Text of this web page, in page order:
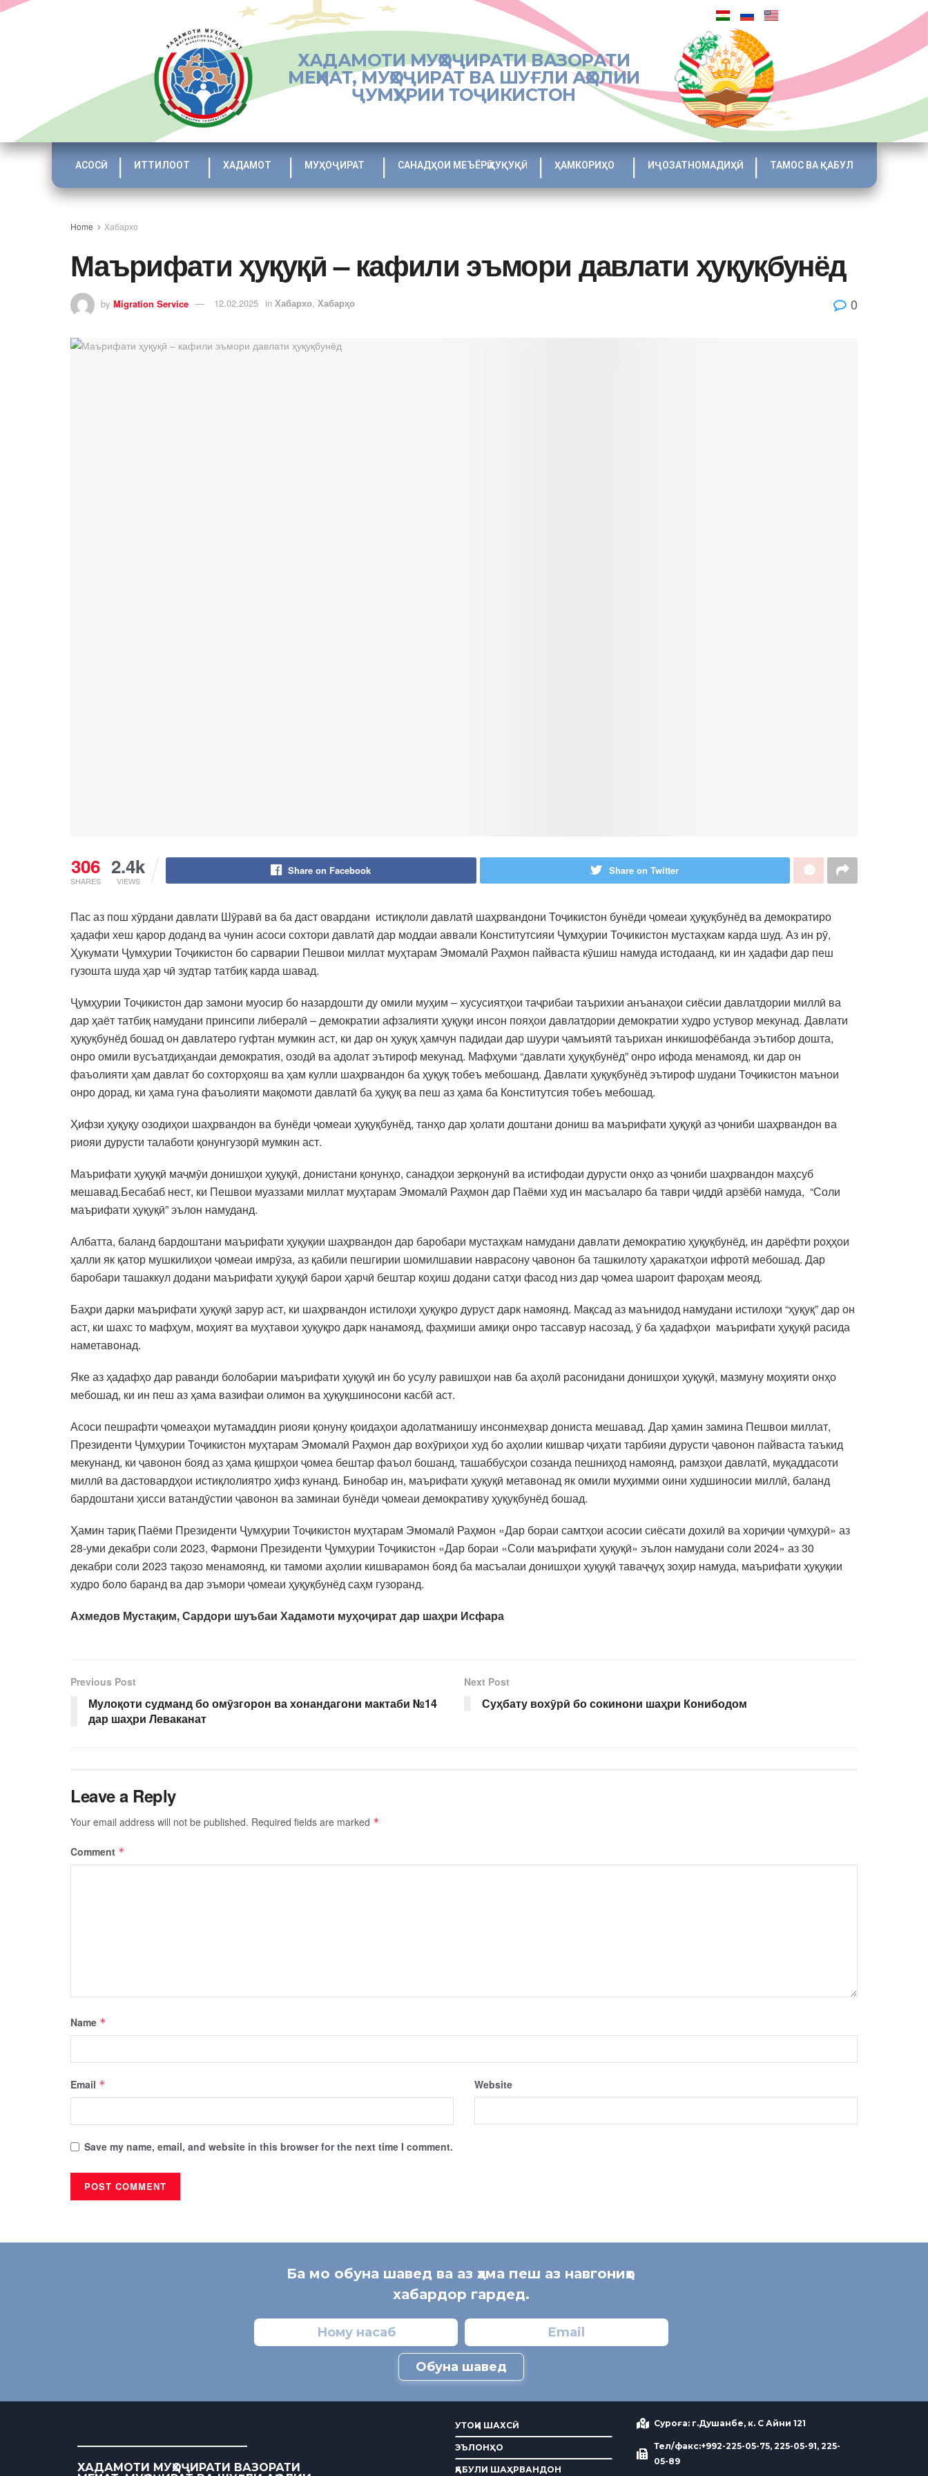
ХАДАМОТИ МУҲОҶИРАТИ ВАЗОРАТИ
МЕҲНАТ, МУҲОҶИРАТ ВА ШУҒЛИ АҲОЛИИ
ҶУМҲУРИИ ТОҶИКИСТОН
АСОСӢ ИТТИЛООТ ХАДАМОТ МУҲОҶИРАТ САНАДҲОИ МЕЪЁРӢ ҲУҚУҚӢ ҲАМКОРИҲО ИҶОЗАТНОМАДИҲӢ ТАМОС ВА ҚАБУЛ
Home Хабархо
Маърифати ҳуқуқӣ – кафили эъмори давлати ҳуқуқбунёд
by Migration Service 12.02.2025 in Хабархо, Хабарҳо 0
306
SHARES
2.4k
VIEWS
Share on Facebook Share on Twitter
Пас аз пош хӯрдани давлати Шӯравӣ ва ба даст овардани истиқлоли давлатӣ шаҳрвандони Тоҷикистон бунёди ҷомеаи ҳуқуқбунёд ва демократиро
ҳадафи хеш қарор доданд ва чунин асоси сохтори давлатӣ дар моддаи аввали Конститутсияи Ҷумҳурии Тоҷикистон мустаҳкам карда шуд. Аз ин рӯ,
Ҳукумати Ҷумҳурии Тоҷикистон бо сарварии Пешвои миллат муҳтарам Эмомалӣ Раҳмон пайваста кӯшиш намуда истодаанд, ки ин ҳадафи дар пеш
гузошта шуда ҳар чӣ зудтар татбиқ карда шавад.
Ҷумҳурии Тоҷикистон дар замони муосир бо назардошти ду омили муҳим – хусусиятҳои таҷрибаи таърихии анъанаҳои сиёсии давлатдории миллӣ ва
дар ҳаёт татбиқ намудани принсипи либералӣ – демократии афзалияти ҳуқуқи инсон пояҳои давлатдории демократии худро устувор мекунад. Давлати
ҳуқуқбунёд бошад он давлатеро гуфтан мумкин аст, ки дар он ҳуқуқ ҳамчун падидаи дар шуури ҷамъиятӣ таърихан инкишофёбанда эътибор дошта,
онро омили вусъатдиҳандаи демократия, озодӣ ва адолат эътироф мекунад. Мафҳуми “давлати ҳуқуқбунёд” онро ифода менамояд, ки дар он
фаъолияти ҳам давлат бо сохторҳояш ва ҳам кулли шаҳрвандон ба ҳуқуқ тобеъ мебошанд. Давлати ҳуқуқбунёд эътироф шудани Тоҷикистон маънои
онро дорад, ки ҳама гуна фаъолияти мақомоти давлатӣ ба ҳуқуқ ва пеш аз ҳама ба Конститутсия тобеъ мебошад.
Ҳифзи ҳуқуқу озодиҳои шаҳрвандон ва бунёди ҷомеаи ҳуқуқбунёд, танҳо дар ҳолати доштани дониш ва маърифати ҳуқуқӣ аз ҷониби шаҳрвандон ва
риояи дурусти талаботи қонунгузорӣ мумкин аст.
Маърифати ҳуқуқӣ маҷмӯи донишҳои ҳуқуқӣ, донистани қонунҳо, санадҳои зерқонунӣ ва истифодаи дурусти онҳо аз ҷониби шаҳрвандон маҳсуб
мешавад.Бесабаб нест, ки Пешвои муаззами миллат муҳтарам Эмомалӣ Раҳмон дар Паёми худ ин масъаларо ба таври ҷиддӣ арзёбӣ намуда, “Соли
маърифати ҳуқуқӣ” эълон намуданд.
Албатта, баланд бардоштани маърифати ҳуқуқии шаҳрвандон дар баробари мустаҳкам намудани давлати демократию ҳуқуқбунёд, ин дарёфти роҳҳои
ҳалли як қатор мушкилиҳои ҷомеаи имрӯза, аз қабили пешгирии шомилшавии наврасону ҷавонон ба ташкилоту ҳаракатҳои ифротӣ мебошад. Дар
баробари ташаккул додани маърифати ҳуқуқӣ барои ҳарчӣ бештар коҳиш додани сатҳи фасод низ дар ҷомеа шароит фароҳам меояд.
Баҳри дарки маърифати ҳуқуқӣ зарур аст, ки шаҳрвандон истилоҳи ҳуқуқро дуруст дарк намоянд. Мақсад аз маънидод намудани истилоҳи “ҳуқуқ” дар он
аст, ки шахс то мафҳум, моҳият ва муҳтавои ҳуқуқро дарк нанамояд, фаҳмиши амиқи онро тассавур насозад, ӯ ба ҳадафҳои маърифати ҳуқуқӣ расида
наметавонад.
Яке аз ҳадафҳо дар раванди болобарии маърифати ҳуқуқӣ ин бо усулу равишҳои нав ба аҳолӣ расонидани донишҳои ҳуқуқӣ, мазмуну моҳияти онҳо
мебошад, ки ин пеш аз ҳама вазифаи олимон ва ҳуқуқшиносони касбӣ аст.
Асоси пешрафти ҷомеаҳои мутамаддин риояи қонуну қоидаҳои адолатманишу инсонмеҳвар дониста мешавад. Дар ҳамин замина Пешвои миллат,
Президенти Ҷумҳурии Тоҷикистон муҳтарам Эмомалӣ Раҳмон дар вохӯриҳои худ бо аҳолии кишвар ҷиҳати тарбияи дурусти ҷавонон пайваста таъкид
мекунанд, ки ҷавонон бояд аз ҳама қишрҳои ҷомеа бештар фаъол бошанд, ташаббусҳои созанда пешниҳод намоянд, рамзҳои давлатӣ, муқаддасоти
миллӣ ва дастовардҳои истиқлолиятро ҳифз кунанд. Бинобар ин, маърифати ҳуқуқӣ метавонад як омили муҳимми оини худшиносии миллӣ, баланд
бардоштани ҳисси ватандӯстии ҷавонон ва заминаи бунёди ҷомеаи демокративу ҳуқуқбунёд бошад.
Ҳамин тариқ Паёми Президенти Ҷумҳурии Тоҷикистон муҳтарам Эмомалӣ Раҳмон «Дар бораи самтҳои асосии сиёсати дохилӣ ва хориҷии ҷумҳурӣ» аз
28-уми декабри соли 2023, Фармони Президенти Ҷумҳурии Тоҷикистон «Дар бораи «Соли маърифати ҳуқуқӣ» эълон намудани соли 2024» аз 30
декабри соли 2023 тақозо менамоянд, ки тамоми аҳолии кишварамон бояд ба масъалаи донишҳои ҳуқуқӣ таваҷҷуҳ зоҳир намуда, маърифати ҳуқуқии
худро боло баранд ва дар эъмори ҷомеаи ҳуқуқбунёд саҳм гузоранд.
Ахмедов Мустақим,Сардори шуъбаи Хадамоти муҳоҷират дар шаҳри Исфара
Previous Post
Мулоқоти судманд бо омӯзгорон ва хонандагони мактаби №14
дар шаҳри Леваканат
Next Post
Суҳбату вохӯрӣ бо сокинони шаҳри Конибодом
Leave a Reply
Your email address will not be published. Required fields are marked *
Comment *
Name *
Email * Website
Save my name, email, and website in this browser for the next time I comment.
Ба мо обуна шавед ва аз ҳама пеш аз навгониҳо
хабардор гардед.
Обуна шавед
ХАДАМОТИ МУҲОҶИРАТИ ВАЗОРАТИ
УТОҚИ ШАХСӢ
ЭЪЛОНҲО
ҚАБУЛИ ШАҲРВАНДОН
Суроға: г.Душанбе, к. С Айни 121
Тел/факс:+992-225-05-75, 225-05-91, 225-
05-89